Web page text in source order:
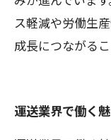
ス軽減や労働生
成長につながる
運送業界で働く